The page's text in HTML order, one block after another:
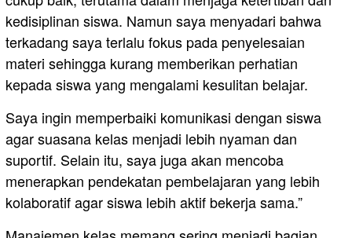
kedisiplinan siswa. Namun saya menyadari bahwa
terkadang saya terlalu fokus pada penyelesaian
materi sehingga kurang memberikan perhatian
kepada siswa yang mengalami kesulitan belajar.
Saya ingin memperbaiki komunikasi dengan siswa
agar suasana kelas menjadi lebih nyaman dan
suportif. Selain itu, saya juga akan mencoba
menerapkan pendekatan pembelajaran yang lebih
kolaboratif agar siswa lebih aktif bekerja sama.”